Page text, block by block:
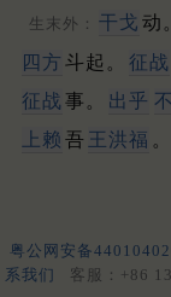
生末外： 干戈 动
四方 斗起。 征战
征战 事。 出乎
上赖 吾 王洪福 。
粤公网安备
系我们
客服：+86